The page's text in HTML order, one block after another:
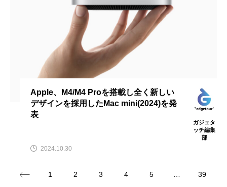
Apple、M4/M4 Proを搭載し全く新しい
デザインを採用したMac mini(2024)を発
表
ガジェタ
ッチ編集
部
2024.10.30
1 2 3 4 5 39